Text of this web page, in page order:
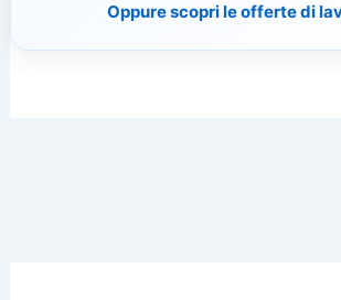
Oppure scopri le offerte di